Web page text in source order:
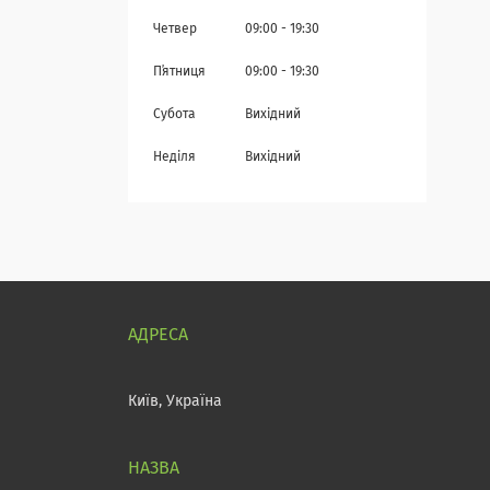
Четвер 09:00 19:30
Пʼятниця 09:00 19:30
Субота Вихідний
Неділя Вихідний
Київ, Україна